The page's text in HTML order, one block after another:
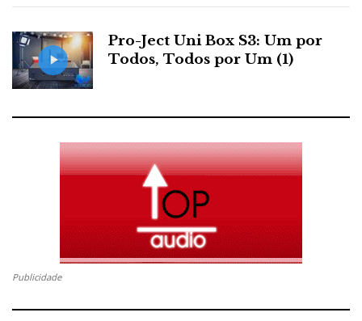
Pro-Ject Uni Box S3: Um por
Todos, Todos por Um (1)
Publicidade